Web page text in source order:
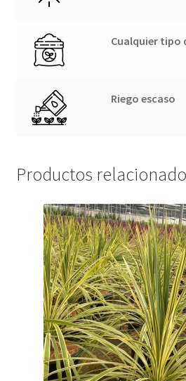
Cualquier tipo
Riego escaso
Productos